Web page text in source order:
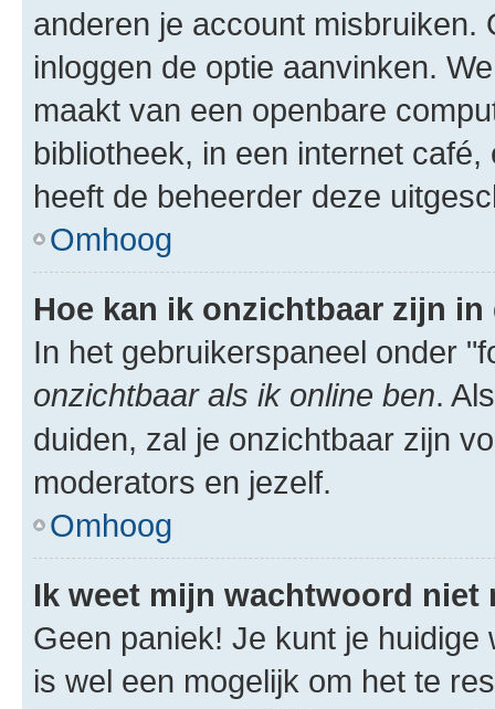
anderen je account misbruiken.
inloggen de optie aanvinken.
maakt van een openbare
bibliotheek, in een internet
heeft de beheerder deze
Omhoog
Hoe kan ik onzichtbaar zijn
In het gebruikerspaneel onder
onzichtbaar als ik online ben.
duiden, zal je onzichtbaar zijn
moderators en jezelf.
Omhoog
Ik weet mijn wachtwoord niet
Geen paniek! Je kunt je
is wel een mogelijk om het te